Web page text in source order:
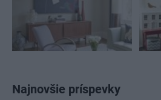
Najnovšie príspevky